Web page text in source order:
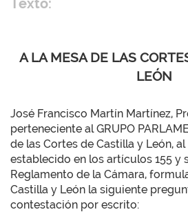
Texto:
A LA MESA DE LAS
LEÓN
José Francisco Martín Martínez,
perteneciente al GRUPO
de las Cortes de Castilla y León,
establecido en los artículos 155 y
Reglamento de la Cámara,
Castilla y León la siguiente
contestación por escrito: